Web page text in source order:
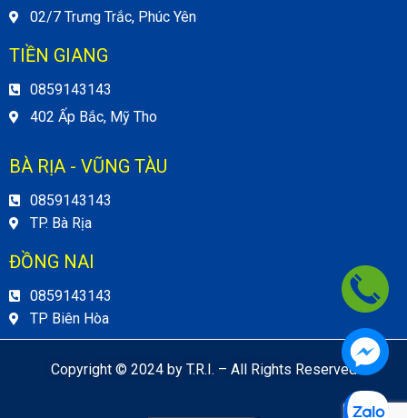
02/7 Trưng Trắc, Phúc Yên
TIỀN GIANG
0859143143
402 Ấp Bắc, Mỹ Tho
BÀ RỊA - VŨNG TÀU
0859143143
TP. Bà Rịa
ĐỒNG NAI
0859143143
TP Biên Hòa
Copyright © 2024 by T.R.I. – All Rights Reserved